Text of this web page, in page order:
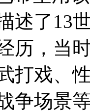
述了13
历，当
打戏、
争场景